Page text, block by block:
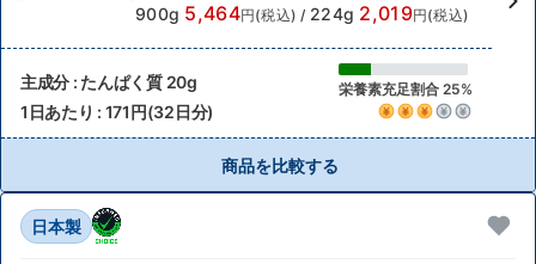
900g 5,464円(税込) / 224g 2,019円(税込)
主成分 : たんぱく質 20g 栄養素充足割合 25%
1日あたり : 171円(32日分)
商品を比較する
日本製